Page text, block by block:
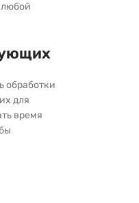
любой
обработки
для
время